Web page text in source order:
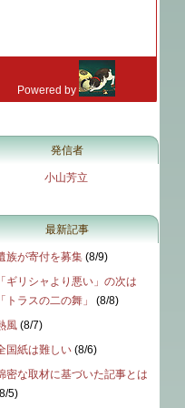
発信者
小山芳立
最新記事
族が寄付を募集 (8/9)
ギリシャより悪い」の次は
トラスの二の舞」
(8/8)
風 (8/7)
国紙は難しい (8/6)
密な取材に基づいた記事とは
8/5)